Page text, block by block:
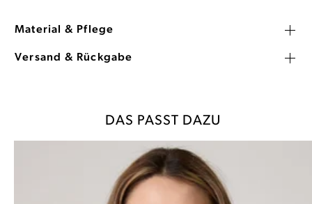
Material & Pflege
Versand & Rückgabe
DAS PASST DAZU